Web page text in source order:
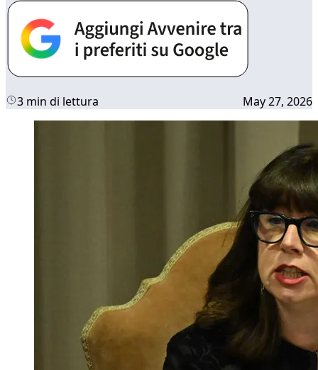
3 min di lettura May 27, 2026